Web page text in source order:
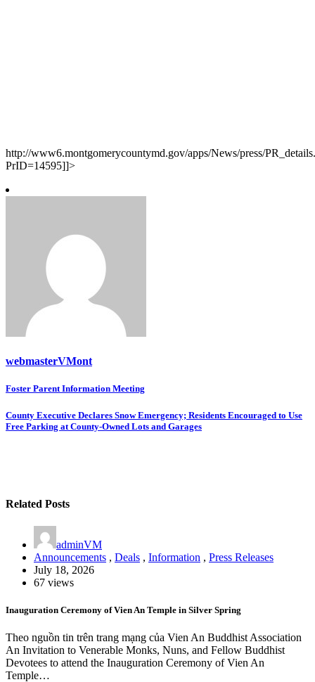
http://www6.montgomerycountymd.gov/apps/News/press/
PrID=14595]]>
webmasterVMont
Post
navigation
Foster Parent Information Meeting
County Executive Declares Snow Emergency; Residents Encouraged to Use
Free Parking at County-Owned Lots and Garages
Related Posts
adminVM
Announcements , Deals , Information , Press Releases
July 18, 2026
67 views
Inauguration Ceremony of Vien An Temple in Silver Spring
Theo nguồn tin trên trang mạng của Vien An Buddhist Association
An Invitation to Venerable Monks, Nuns, and Fellow Buddhist
Devotees to attend the Inauguration Ceremony of Vien An
Temple…